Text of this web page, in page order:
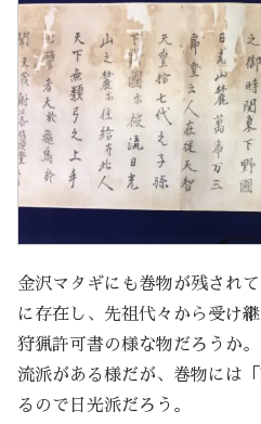
金沢マタギにも巻物が残され
に存在し、先祖代々から受け
狩猟許可書の様な物だろうか
流派がある様だが、巻物には
るので日光派だろう。